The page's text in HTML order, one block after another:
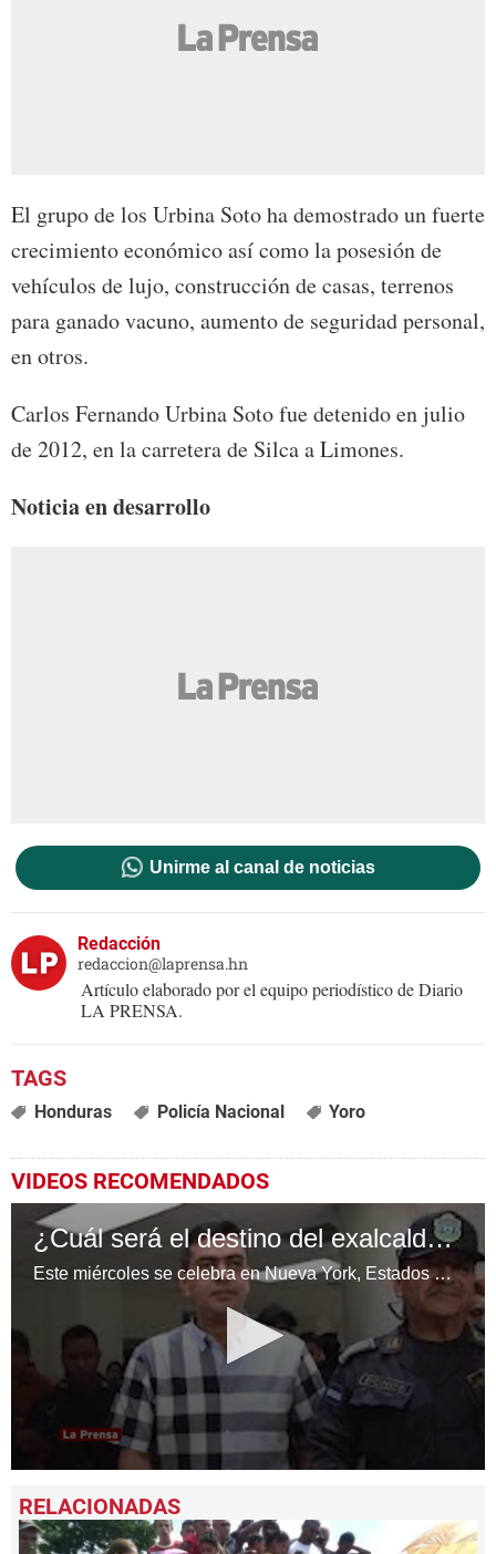
El grupo de los Urbina Soto ha demostrado un fuerte
crecimiento económico así como la posesión de
vehículos de lujo, construcción de casas, terrenos
para ganado vacuno, aumento de seguridad personal,
en otros.
Carlos Fernando Urbina Soto fue detenido en julio
de 2012, en la carretera de Silca a Limones.
Noticia en desarrollo
Unirme al canal de noticias
Redacción
redaccion@laprensa.hn
Artículo elaborado por el equipo periodístico de Diario
LA PRENSA.
Honduras Policía Nacional Yoro
VIDEOS RECOMENDADOS
¿Cuál será el destino del exalcalde de Yoro, Arnaldo Urbina?
Este miércoles se celebra en Nueva York, Estados Unidos una audiencia de fático en el caso contra el exalcalde de Yoro.Arnaldo Urbina, acusado de narcotráfico por la justicia de aquel país.
seconds
of
1
minute,